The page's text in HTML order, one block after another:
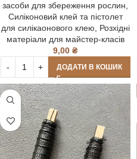
засоби для збереження рослин,
Силіконовий клей та пістолет
для силікаонового клею, Розхідні
матеріали для майстер-класів
9,00 ₴
ДОДАТИ В КОШИК